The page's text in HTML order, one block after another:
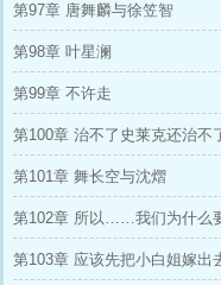
第97章 唐舞麟与徐笠智
第98章 叶星澜
第99章 不许走
第100章 治不了史莱克还治不
第101章 舞长空与沈熠
第102章 所以……我们为什么
第103章 应该先把小白姐嫁出